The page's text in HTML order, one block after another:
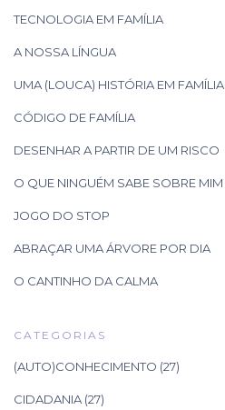
TECNOLOGIA EM FAMÍLIA
A NOSSA LÍNGUA
UMA (LOUCA) HISTÓRIA EM FAMÍLIA
CÓDIGO DE FAMÍLIA
DESENHAR A PARTIR DE UM RISCO
O QUE NINGUÉM SABE SOBRE MIM
JOGO DO STOP
ABRAÇAR UMA ÁRVORE POR DIA
O CANTINHO DA CALMA
CATEGORIAS
(AUTO)CONHECIMENTO (27)
CIDADANIA (27)